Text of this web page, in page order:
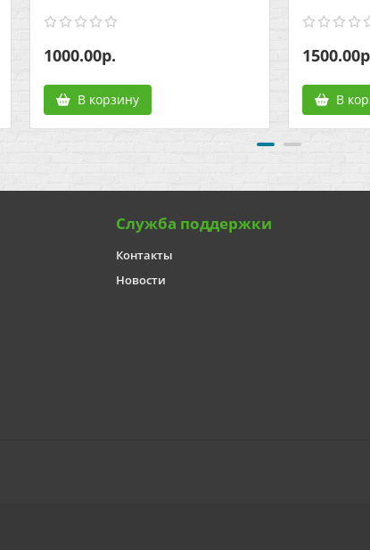
1000.00р.
В корзину В
Служба поддержки
Контакты
Новости